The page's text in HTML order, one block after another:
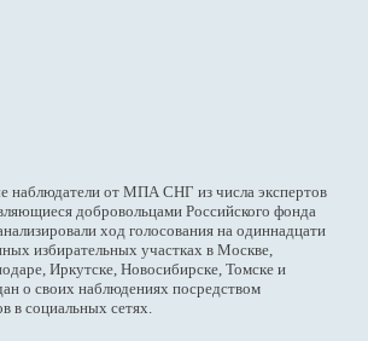
наблюдатели от МПА СНГ из числа экспертов
добровольцами Российского фонда
ход голосования на одиннадцати
избирательных участках в Москве,
Иркутске, Новосибирске, Томске и
о своих наблюдениях посредством
в социальных сетях.